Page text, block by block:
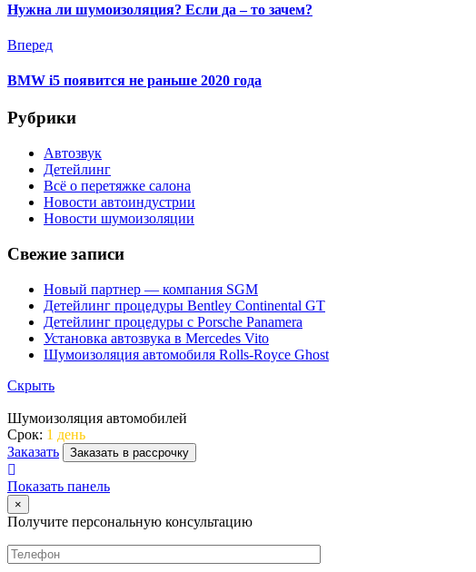
Нужна ли шумоизоляция? Если да – то зачем?
Вперед
BMW i5 появится не раньше 2020 года
Рубрики
Автозвук
Детейлинг
Всё о перетяжке салона
Новости автоиндустрии
Новости шумоизоляции
Свежие записи
Новый партнер — компания SGM
Детейлинг процедуры Bentley Continental GT
Детейлинг процедуры с Porsche Panamera
Установка автозвука в Mercedes Vito
Шумоизоляция автомобиля Rolls-Royce Ghost
Скрыть
Шумоизоляция автомобилей
Срок: 1 день
Заказать
Заказать в рассрочку
Показать панель
×
Получите персональную консультацию